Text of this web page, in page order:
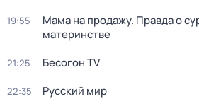
19:55
Мама на продажу. Правда о
материнстве
21:25 Бесогон TV
22:35 Русский мир